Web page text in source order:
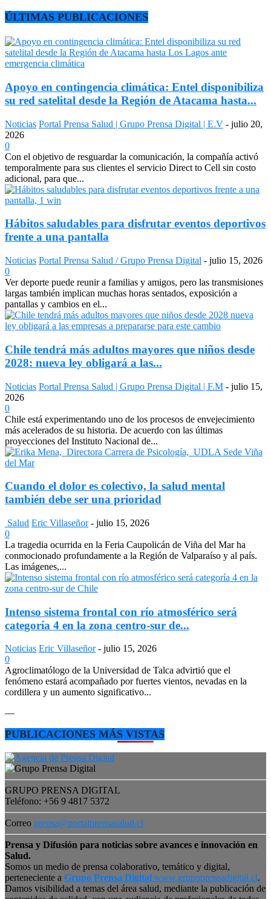
ÚLTIMAS PUBLICACIONES
Apoyo en contingencia climática: Entel disponibiliza
su red satelital desde la Región de Atacama hasta...
Noticias Portal Prensa Salud | Grupo Prensa Digital | E.V - julio 20,
2026
0
Con el objetivo de resguardar la comunicación, la compañía activó
temporalmente para sus clientes el servicio Direct to Cell sin costo
adicional, para que...
Hábitos saludables para disfrutar eventos deportivos
frente a una pantalla
Noticias Portal Prensa Salud / Grupo Prensa Digital - julio 15, 2026
0
Ver deporte puede reunir a familias y amigos, pero las transmisiones
largas también implican muchas horas sentados, exposición a
pantallas y cambios en el...
Chile tendrá más adultos mayores que niños desde
2028: nueva ley obligará a las...
Noticias Portal Prensa Salud | Grupo Prensa Digital | F.M - julio 15,
2026
0
Chile está experimentando uno de los procesos de envejecimiento
más acelerados de su historia. De acuerdo con las últimas
proyecciones del Instituto Nacional de...
Cuando el dolor es colectivo, la salud mental
también debe ser una prioridad
Salud Eric Villaseñor - julio 15, 2026
0
La tragedia ocurrida en la Feria Caupolicán de Viña del Mar ha
conmocionado profundamente a la Región de Valparaíso y al país.
Las imágenes,...
Intenso sistema frontal con río atmosférico será
categoría 4 en la zona centro-sur de...
Noticias Eric Villaseñor - julio 15, 2026
0
Agroclimatólogo de la Universidad de Talca advirtió que el
fenómeno estará acompañado por fuertes vientos, nevadas en la
cordillera y un aumento significativo...
—
PUBLICACIONES MÁS VISTAS
GRUPO PRENSA DIGITAL
Teléfono: +56 9 4817 5372
Correo prensa@portalprensasalud.cl
Prensa y Difusión para noticias sobre avances e innovación en
Salud.
Somos un medio de prensa colaborativo, temático y digital,
perteneciente a Grupo Prensa Digital www.grupoprensadigital.cl.
Damos visibilidad a temas del área salud, mediante la publicación de